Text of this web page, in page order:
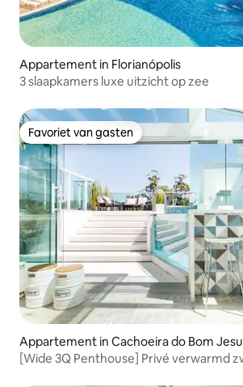
Appartement in Florianópolis
3 slaapkamers luxe uitzicht op zee
Favoriet van gasten
Favoriet van gasten
Appartement in Cachoeira do Bom
[Wide 3Q Penthouse] Privé verwarmd